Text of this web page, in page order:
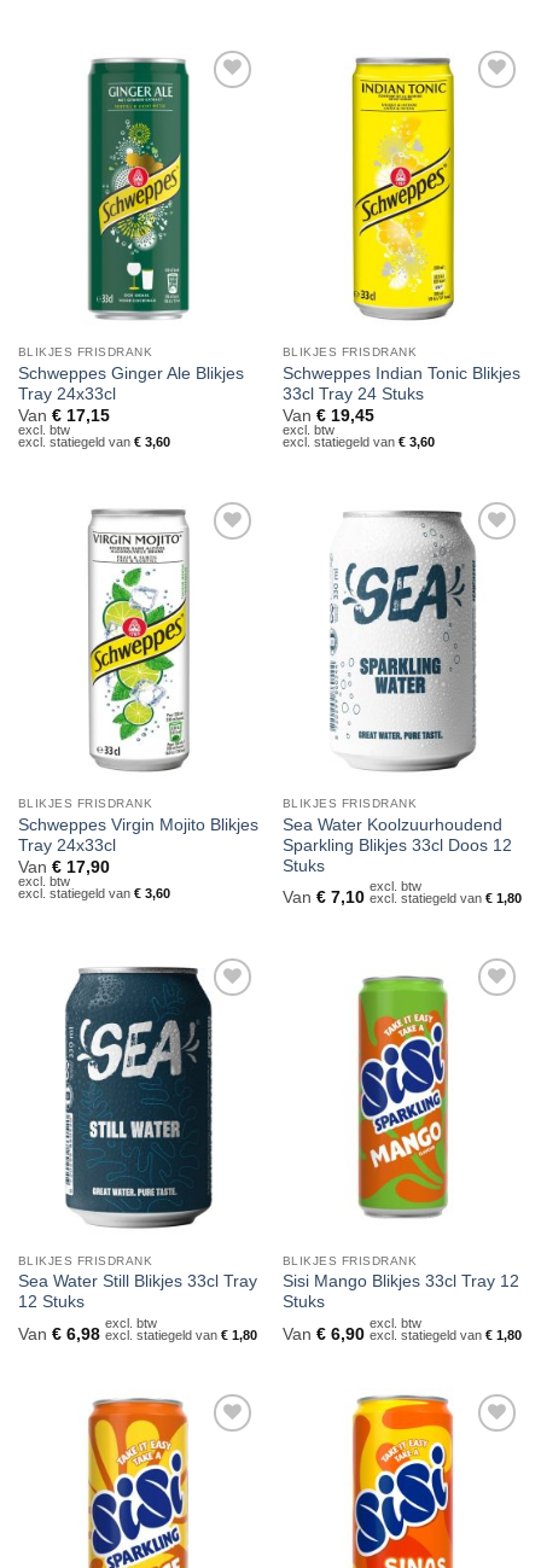
BLIKJES FRISDRANK
Schweppes Ginger Ale Blikjes
Tray 24x33cl
Van €17,15
excl. btw
excl. statiegeld van €3,60
BLIKJES FRISDRANK
Schweppes Indian Tonic Blikjes
33cl Tray 24 Stuks
Van €19,45
excl. btw
excl. statiegeld van €3,60
verlanglijst
BLIKJES FRISDRANK
Schweppes Virgin Mojito Blikjes
Tray 24x33cl
Van €17,90
excl. btw
excl. statiegeld van €3,60
Toevoegen
aan
verlanglijst
BLIKJES FRISDRANK
Sea Water Koolzuurhoudend
Sparkling Blikjes 33cl Doos 12
Stuks
Van €7,10
excl. btw
excl. statiegeld van €1,80
Toevoegen
aan
verlanglijst
BLIKJES FRISDRANK
Sea Water Still Blikjes 33cl Tray
12 Stuks
Van €6,98
excl. btw
excl. statiegeld van €1,80
Toevoegen
verlanglijst
BLIKJES FRISDRANK
Sisi Mango Blikjes 33cl Tray 12
Stuks
Van €6,90
excl. btw
excl. statiegeld van €1,80
Toevoegen
verlanglijst
Toevoegen
verlanglijst